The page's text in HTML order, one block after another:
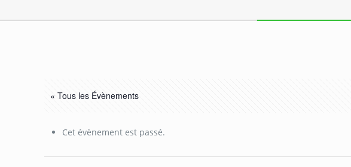
« Tous les Évènements
Cet évènement est passé.